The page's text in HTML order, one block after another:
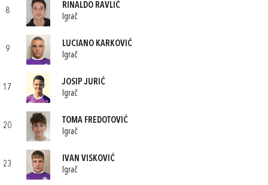
8
RINALDO RAVLIĆ
Igrač
9
LUCIANO KARKOVIĆ
Igrač
17
JOSIP JURIĆ
Igrač
20
TOMA FREDOTOVIĆ
Igrač
23
IVAN VISKOVIĆ
Igrač